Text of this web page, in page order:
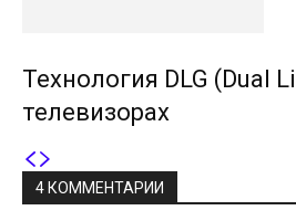
Технология DLG (Dual
телевизорах
4 КОММЕНТАРИИ